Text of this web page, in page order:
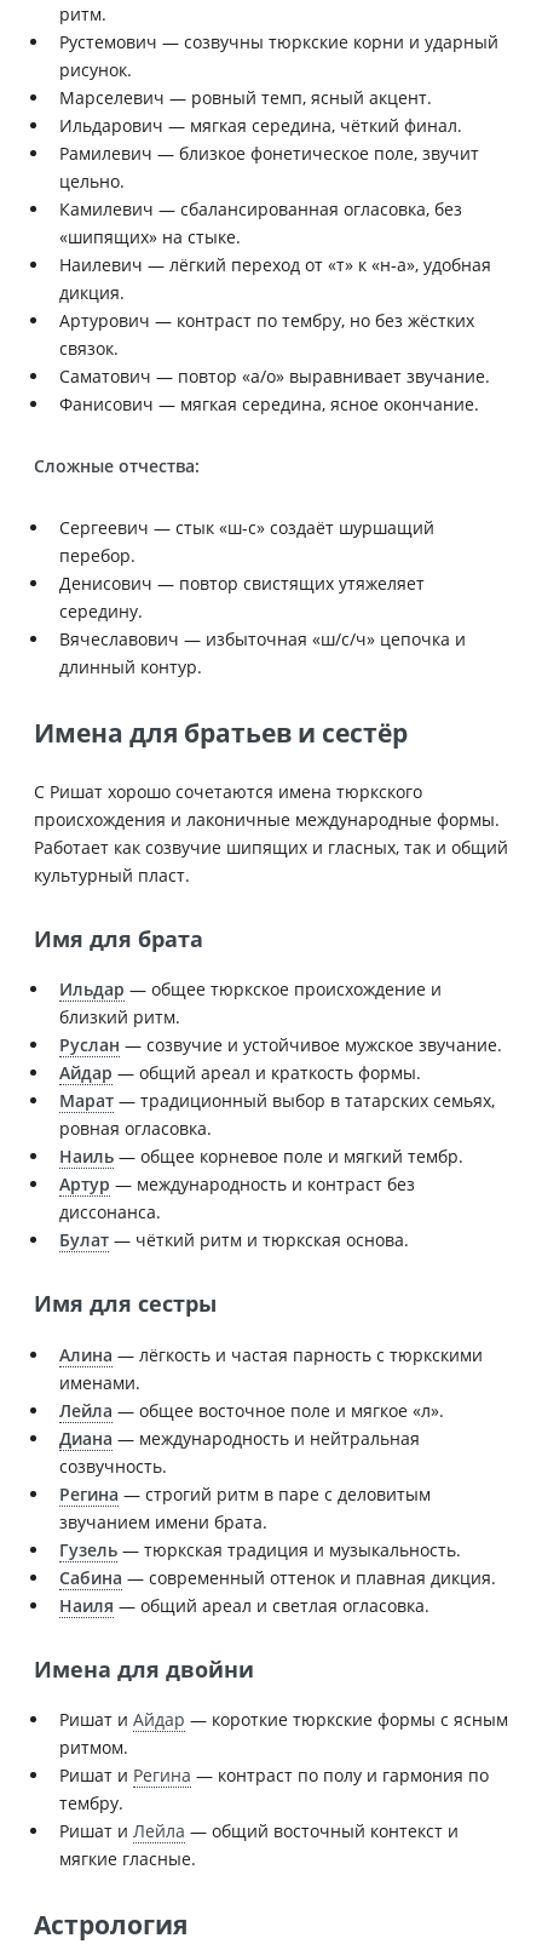
ритм.
Рустемович — созвучны тюркские корни и ударный
рисунок.
Марселевич — ровный темп, ясный акцент.
Ильдарович — мягкая середина, чёткий финал.
Рамилевич — близкое фонетическое поле, звучит
цельно.
Камилевич — сбалансированная огласовка, без
«шипящих» на стыке.
Наилевич — лёгкий переход от «т» к «н-а», удобная
дикция.
Артурович — контраст по тембру, но без жёстких
связок.
Саматович — повтор «а/о» выравнивает звучание.
Фанисович — мягкая середина, ясное окончание.
Сложные отчества:
Сергеевич — стык «ш-с» создаёт шуршащий
перебор.
Денисович — повтор свистящих утяжеляет
середину.
Вячеславович — избыточная «ш/с/ч» цепочка и
длинный контур.
Имена для братьев и сестёр
С Ришат хорошо сочетаются имена тюркского
происхождения и лаконичные международные формы.
Работает как созвучие шипящих и гласных, так и общий
культурный пласт.
Имя для брата
Ильдар — общее тюркское происхождение и
близкий ритм.
Руслан — созвучие и устойчивое мужское звучание.
Айдар — общий ареал и краткость формы.
Марат — традиционный выбор в татарских семьях,
ровная огласовка.
Наиль — общее корневое поле и мягкий тембр.
Артур — международность и контраст без
диссонанса.
Булат — чёткий ритм и тюркская основа.
Имя для сестры
Алина — лёгкость и частая парность с тюркскими
именами.
Лейла — общее восточное поле и мягкое «л».
Диана — международность и нейтральная
созвучность.
Регина — строгий ритм в паре с деловитым
звучанием имени брата.
Гузель — тюркская традиция и музыкальность.
Сабина — современный оттенок и плавная дикция.
Наиля — общий ареал и светлая огласовка.
Имена для двойни
Ришат и Айдар — короткие тюркские формы с ясным
ритмом.
Ришат и Регина — контраст по полу и гармония по
тембру.
Ришат и Лейла — общий восточный контекст и
мягкие гласные.
Астрология